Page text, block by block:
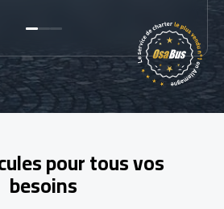
pour tous vos
besoins